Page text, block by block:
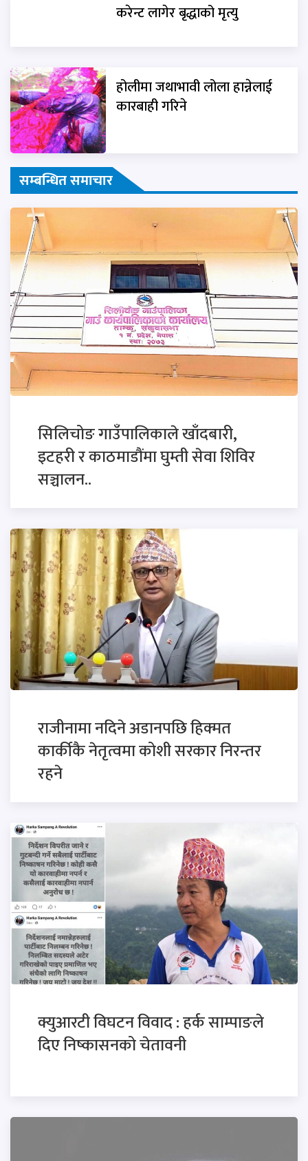
करेन्ट लागेर बृद्धाको मृत्यु
होलीमा जथाभावी लोला हान्नेलाई
कारबाही गरिने
सम्बन्धित समाचार
सिलिचोङ गाउँपालिकाले खाँदबारी,
इटहरी र काठमाडौंमा घुम्ती सेवा शिविर
सञ्चालन..
राजीनामा नदिने अडानपछि हिक्मत
कार्कीकै नेतृत्वमा कोशी सरकार निरन्तर
रहने
क्युआरटी विघटन विवाद : हर्क साम्पाङले
दिए निष्कासनको चेतावनी